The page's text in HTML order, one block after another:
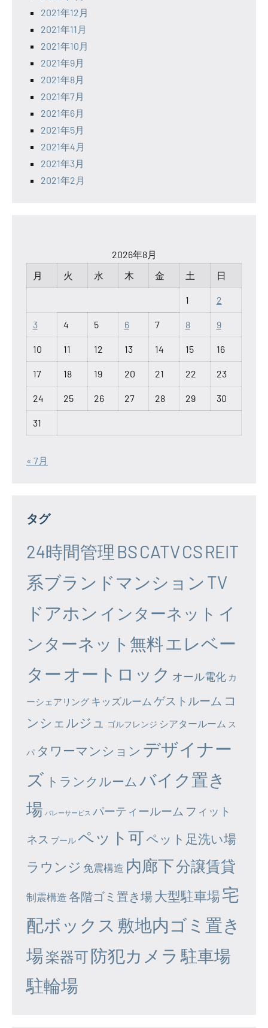
2021年12月
2021年11月
2021年10月
2021年9月
2021年8月
2021年7月
2021年6月
2021年5月
2021年4月
2021年3月
2021年2月
2026年8月
月
火 水 木 金 土 日
1 2
3 4 5 6 7 8 9
10 11 12 13 14 15 16
17 18 19 20 21 22 23
24 25 26 27 28 29 30
31
« 7月
タグ
24時間管理 BSCATVCSREIT
系ブランドマンション TV
ドアホン インターネット イ
ンターネット無料エレベー
ター オートロック オール電化 カ
ーシェアリング キッズルーム ゲストルーム コ
ンシェルジュ
ゴルフレンジ シアタールーム ス
パ タワーマンション デザイナー
ズ トランクルーム バイク置き
場 バレーサービス パーティールーム フィット
ネス プール ペット可ペット足洗い場
ラウンジ 免震構造 内廊下分譲賃貸
制震構造 各階ゴミ置き場大型駐車場宅
配ボックス 敷地内ゴミ置き
場楽器可防犯カメラ 駐車場
駐輪場